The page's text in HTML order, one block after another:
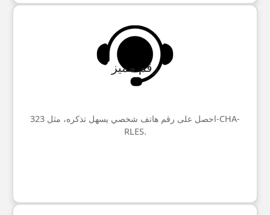
رقم مميز
احصل على رقم هاتف شخصي يسهل تذكره، مثل 323-CHA-
RLES.